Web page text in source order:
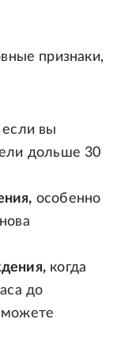
признаки,
если вы
дольше 30
особенно
когда
до